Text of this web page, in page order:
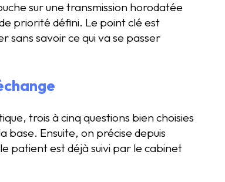
sur une transmission horodatée
priorité défini. Le point clé est
sans savoir ce qui va se passer
trois à cinq questions bien choisies
base. Ensuite, on précise depuis
patient est déjà suivi par le cabinet